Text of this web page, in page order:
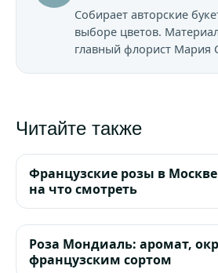
Собирает авторские
выборе цветов.
главный флорист Мария
Читайте также
Французские розы в
на что смотреть
Роза Мондиаль: аромат,
французским сортом